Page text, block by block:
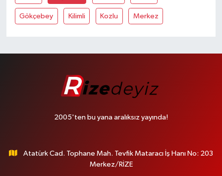
Gökçebey Kilimli Kozlu Merkez
2005'ten bu yana aralıksız yayında!
Atatürk Cad. Tophane Mah. Tevfik Mataracı İş Hanı No: 203
Merkez/RİZE